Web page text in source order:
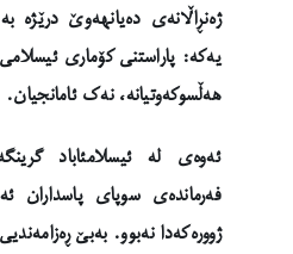
ژەنڕاڵانەی دەیانهەوێ
یەکە: پاراستنی کۆماری
هەڵسوکەوتیانە، نەک ئامانجیان.
ئەوەی لە ئیسلامئاباد
فەرماندەی سوپای پاسداران
ژوورەکەدا نەبوو. بەبێ